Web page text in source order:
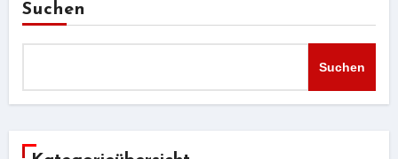
Suchen
Suchen